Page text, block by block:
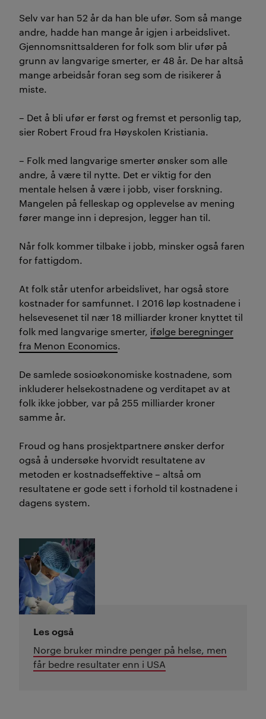
Selv var han 52 år da han ble ufør. Som så mange
andre, hadde han mange år igjen i arbeidslivet.
Gjennomsnittsalderen for folk som blir ufør på
grunn av langvarige smerter, er 48 år. De har altså
mange arbeidsår foran seg som de risikerer å
miste.
– Det å bli ufør er først og fremst et personlig tap,
sier Robert Froud fra Høyskolen Kristiania.
– Folk med langvarige smerter ønsker som alle
andre, å være til nytte. Det er viktig for den
mentale helsen å være i jobb, viser forskning.
Mangelen på felleskap og opplevelse av mening
fører mange inn i depresjon, legger han til.
Når folk kommer tilbake i jobb, minsker også faren
for fattigdom.
At folk står utenfor arbeidslivet, har også store
kostnader for samfunnet. I 2016 løp kostnadene i
helsevesenet til nær 18 milliarder kroner knyttet til
folk med langvarige smerter, ifølge beregninger
fra Menon Economics.
De samlede sosioøkonomiske kostnadene, som
inkluderer helsekostnadene og verditapet av at
folk ikke jobber, var på 255 milliarder kroner
samme år.
Froud og hans prosjektpartnere ønsker derfor
også å undersøke hvorvidt resultatene av
metoden er kostnadseffektive – altså om
resultatene er gode sett i forhold til kostnadene i
dagens system.
Les også
Norge bruker mindre penger på helse, men
får bedre resultater enn i USA